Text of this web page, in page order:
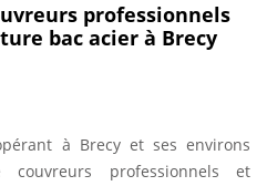
professionnels
bac acier à Brecy
à Brecy et ses environs
professionnels et